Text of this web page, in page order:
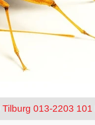
Tilburg 013-2203 101